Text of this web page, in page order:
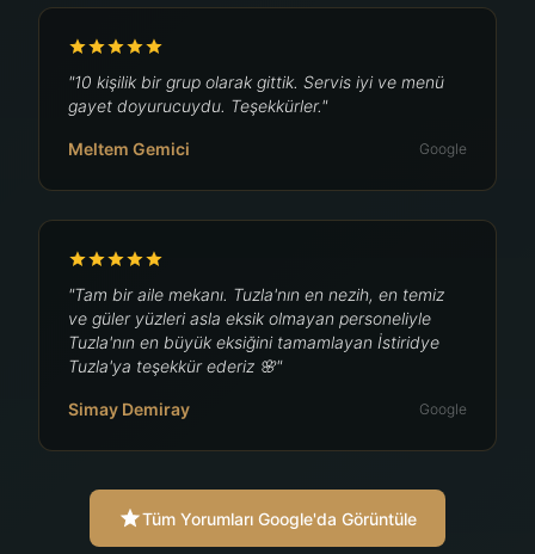
"10 kişilik bir grup olarak gittik. Servis iyi ve menü
gayet doyurucuydu. Teşekkürler."
Meltem Gemici Google
"Tam bir aile mekanı. Tuzla'nın en nezih, en temiz
ve güler yüzleri asla eksik olmayan personeliyle
Tuzla'nın en büyük eksiğini tamamlayan İstiridye
Tuzla'ya teşekkür ederiz 🌸"
Simay Demiray Google
Tüm Yorumları Google'da Görüntüle